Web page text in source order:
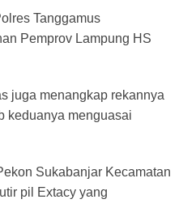
Tanggamus
Pemprov Lampung HS
juga menangkap rekannya
keduanya menguasai
Sukabanjar Kecamatan
pil Extacy yang